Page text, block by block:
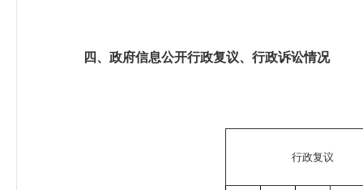
四、政府信息公开行政复议、行政诉讼情况
行政复议